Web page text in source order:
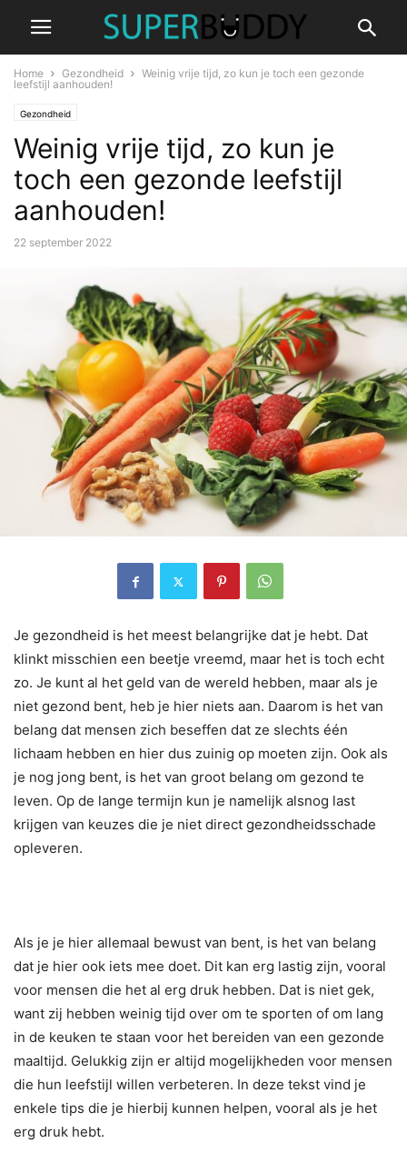
Home Gezondheid
Weinig vrije tijd, zo kun je toch een gezonde
leefstijl aanhouden!
Gezondheid
Weinig vrije tijd, zo kun je
toch een gezonde leefstijl
aanhouden!
22 september 2022
Je gezondheid is het meest belangrijke dat je hebt. Dat
klinkt misschien een beetje vreemd, maar het is toch echt
zo. Je kunt al het geld van de wereld hebben, maar als je
niet gezond bent, heb je hier niets aan. Daarom is het van
belang dat mensen zich beseffen dat ze slechts één
lichaam hebben en hier dus zuinig op moeten zijn. Ook als
je nog jong bent, is het van groot belang om gezond te
leven. Op de lange termijn kun je namelijk alsnog last
krijgen van keuzes die je niet direct gezondheidsschade
opleveren.
Als je je hier allemaal bewust van bent, is het van belang
dat je hier ook iets mee doet. Dit kan erg lastig zijn, vooral
voor mensen die het al erg druk hebben. Dat is niet gek,
want zij hebben weinig tijd over om te sporten of om lang
in de keuken te staan voor het bereiden van een gezonde
maaltijd. Gelukkig zijn er altijd mogelijkheden voor mensen
die hun leefstijl willen verbeteren. In deze tekst vind je
enkele tips die je hierbij kunnen helpen, vooral als je het
erg druk hebt.